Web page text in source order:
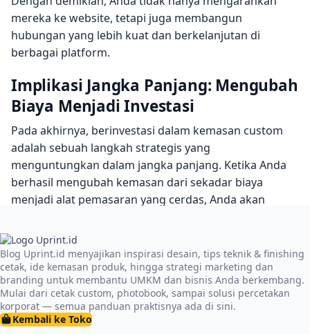
mereka ke website, tetapi juga membangun
hubungan yang lebih kuat dan berkelanjutan di
berbagai platform.
Implikasi Jangka Panjang: Mengubah
Biaya Menjadi Investasi
Pada akhirnya, berinvestasi dalam kemasan custom
adalah sebuah langkah strategis yang
menguntungkan dalam jangka panjang. Ketika Anda
berhasil mengubah kemasan dari sekadar biaya
menjadi alat pemasaran yang cerdas, Anda akan
website dan
pelanggan yang berawal dari kemasan akan menjadi
titik awal dari hubungan yang lebih dalam. Hal ini pada
gilirannya akan meningkatkanbrand awareness,
memperkuat loyalitas pelanggan, dan menciptakan
pertumbuhan bisnis yang berkelanjutan. Jadi,
Blog Uprint.id menyajikan inspirasi desain, tips teknik & finishing
cetak, ide kemasan produk, hingga strategi marketing dan
branding untuk membantu UMKM dan bisnis Anda berkembang.
Mulai dari cetak custom, photobook, sampai solusi percetakan
korporat — semua panduan praktisnya ada di sini.
Kembali ke Toko